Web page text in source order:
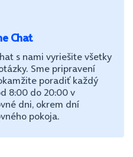
Chat
s nami vyriešite všetky
Sme pripravení
poradiť každý
8:00 do 20:00 v
dni, okrem dní
pokoja.